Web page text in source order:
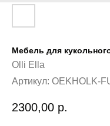
Мебель для
Olli Ella
Артикул: OEKHOLK-
2300,00 р.